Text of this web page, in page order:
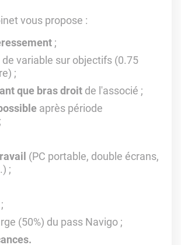
vous propose :
;
de variable sur objectifs (0.75
;
que bras droit de l'associé ;
après période
(PC portable, double écrans,
;
(50%) du pass Navigo ;